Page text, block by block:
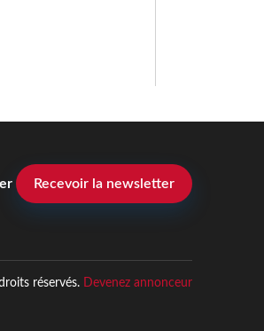
Recevoir la newsletter
réservés. Devenez annonceur